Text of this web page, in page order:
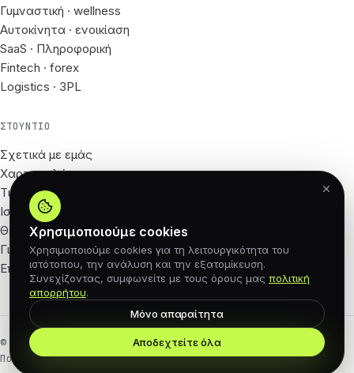
Γυμναστική · wellness
Αυτοκίνητα · ενοικίαση
SaaS · Πληροφορική
Fintech · forex
Logistics · 3PL
ΣΤΟΎΝΤΙΟ
Σχετικά με εμάς
Χαρτοφυλάκιο
Τιμές
Ιστολόγιο
Θέσεις εργασίας
Για Συνεργάτες
Επικοινωνία
© 2026 62px · Με επιφύλαξη παντός δικαιώματος
Πολιτική ΑπορρήτουΣύμβαση προσφοράςCookies
Χρησιμοποιούμε cookies
Χρησιμοποιούμε cookies για τη λειτουργικότητα του
ιστότοπου, την ανάλυση και την εξατομίκευση.
Συνεχίζοντας, συμφωνείτε με τους όρους μας πολιτική
απορρήτου.
Μόνο απαραίτητα
Αποδεχτείτε όλα